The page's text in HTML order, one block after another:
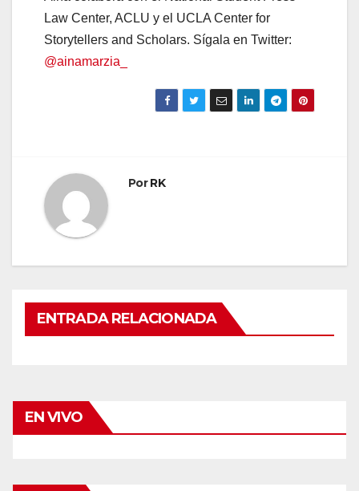
Law Center, ACLU y el UCLA Center for
Storytellers and Scholars. Sígala en Twitter:
@ainamarzia_
PorRK
ENTRADA RELACIONADA
EN VIVO